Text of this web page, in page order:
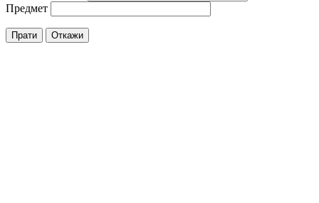
Предмет
Прати Откажи